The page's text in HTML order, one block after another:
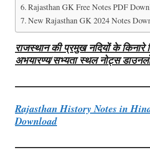
Rajasthan GK Free Notes PDF
New Rajasthan GK 2024 Notes
राजस्थान की प्रमुखनदियों के किनारे
अभयारण्य/सभ्यता स्थलनोट्स
Rajasthan History Notes in
Download